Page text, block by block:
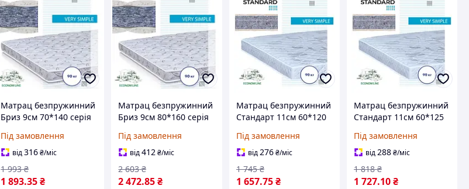
Матрац безпружинний
Бриз 9см 70*140 серія
Під замовлення
від316₴/міс
1 893.35₴
1 993 ₴
Матрац безпружинний
Бриз 9см 80*160 серія
Під замовлення
від412₴/міс
2 472.85₴
2 603 ₴
Матрац безпружинний
Стандарт 11см 60*120
Під замовлення
від276 ₴/міс
1 657.75 ₴
1 745 ₴
Матрац безпружинний
Стандарт 11см 60*125
Під замовлення
від288₴/міс
1 727.10₴
1 818 ₴